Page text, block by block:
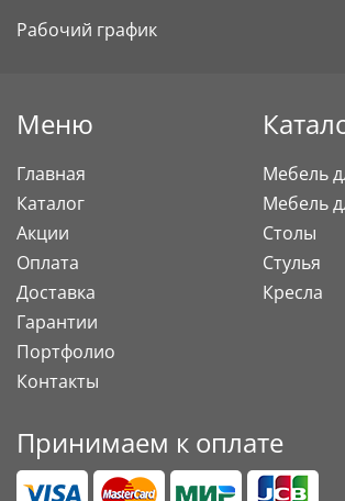
Рабочий график
Меню
Главная
Каталог
Акции
Оплата
Доставка
Гарантии
Портфолио
Контакты
Мебель
Мебель
Столы
Стулья
Кресла
Принимаем к оплате